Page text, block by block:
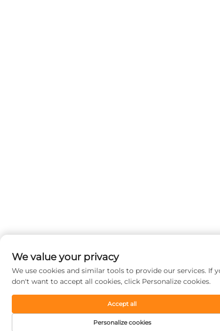
We value your privacy
We use cookies and similar tools to provide our services. If
don't want to accept all cookies, click Personalize cookies.
Personalize cookies
Accept all